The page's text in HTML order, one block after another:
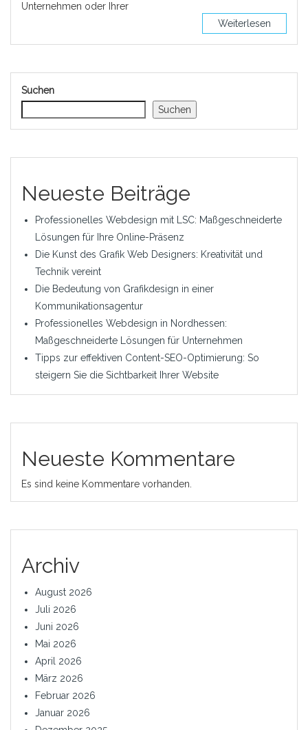
Unternehmen oder Ihrer
Weiterlesen
Suchen
Suchen
Neueste Beiträge
Professionelles Webdesign mit LSC: Maßgeschneiderte
Lösungen für Ihre Online-Präsenz
Die Kunst des Grafik Web Designers: Kreativität und
Technik vereint
Die Bedeutung von Grafikdesign in einer
Kommunikationsagentur
Professionelles Webdesign in Nordhessen:
Maßgeschneiderte Lösungen für Unternehmen
Tipps zur effektiven Content-SEO-Optimierung: So
steigern Sie die Sichtbarkeit Ihrer Website
Neueste Kommentare
Es sind keine Kommentare vorhanden.
Archiv
August 2026
Juli 2026
Juni 2026
Mai 2026
April 2026
März 2026
Februar 2026
Januar 2026